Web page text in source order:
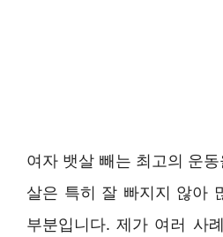
여자 뱃살 빼는 최고의 운
살은 특히 잘 빠지지 않아
부분입니다. 제가 여러 사